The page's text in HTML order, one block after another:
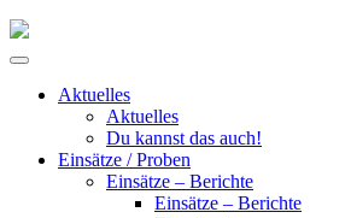
Skip
Primary
Aktuelles
Aktuelles
Du kannst das auch!
Einsätze / Proben
Einsätze – Berichte
Einsätze – Berichte